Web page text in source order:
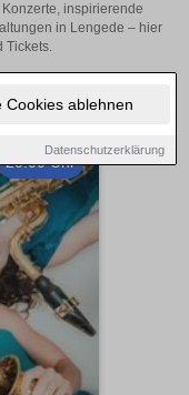
Cookies ablehnen
Datenschutzerklärung
inspirierende
in Lengede – hier
Tickets.
20:00 Uhr